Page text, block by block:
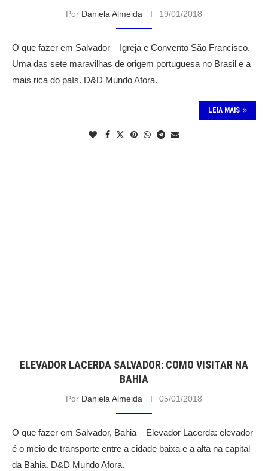
Por Daniela Almeida 19/01/2018
O que fazer em Salvador – Igreja e Convento São Francisco.
Uma das sete maravilhas de origem portuguesa no Brasil e a
mais rica do país. D&D Mundo Afora.
LEIA MAIS
ELEVADOR LACERDA SALVADOR: COMO VISITAR NA
BAHIA
Por Daniela Almeida 05/01/2018
O que fazer em Salvador, Bahia – Elevador Lacerda: elevador
é o meio de transporte entre a cidade baixa e a alta na capital
da Bahia. D&D Mundo Afora.